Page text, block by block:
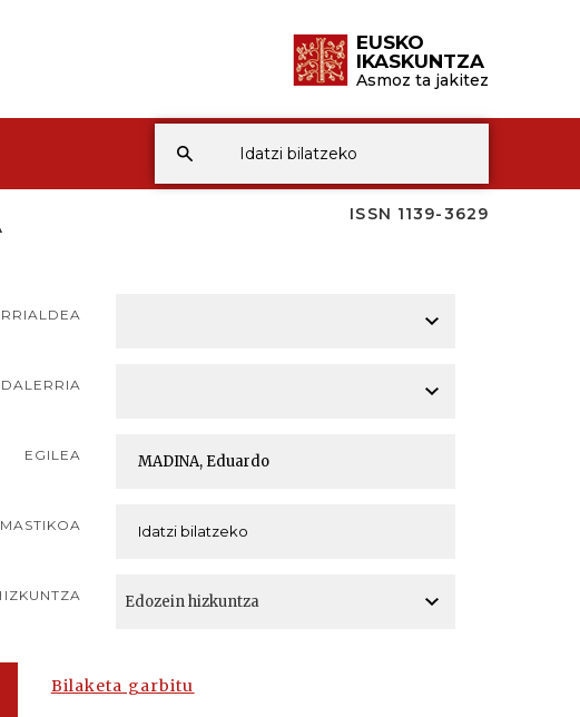
EUSKO
IKASKUNTZA
Asmoz ta jakitez
ISSN 1139-3629
EGILEA
Bilaketa garbitu